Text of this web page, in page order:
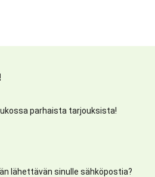
parhaista tarjouksista!
lähettävän sinulle sähköpostia?